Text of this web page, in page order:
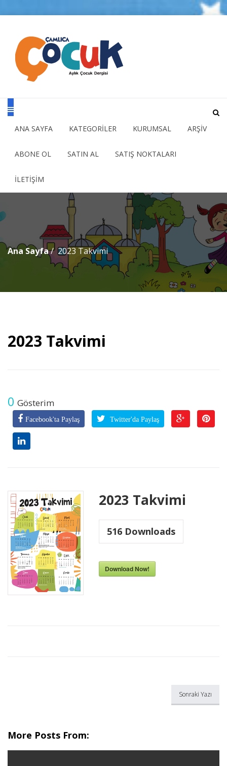
ANA SAYFA KATEGORİLER KURUMSAL ARŞİV
ABONE OL SATIN AL SATIŞ NOKTALARI
İLETİŞİM
Ana Sayfa 2023 Takvimi
2023 Takvimi
0 Gösterim
Facebook'ta Paylaş Twitter'da Paylaş
2023 Takvimi
516 Downloads
Download Now!
Sonraki Yazı
More Posts From: